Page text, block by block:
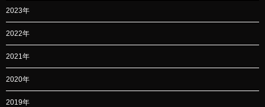
2023年
2022年
2021年
2020年
2019年